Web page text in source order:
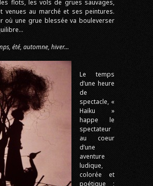
flots, les vols de grues sauvages,
venues au marché et ses peintures.
où une grue blessée va bouleverser
été, automne, hiver…
Le temps
d’une heure
de
spectacle, «
Haïku »
happe le
spectateur
au coeur
d’une
aventure
ludique,
colorée et
poétique ;